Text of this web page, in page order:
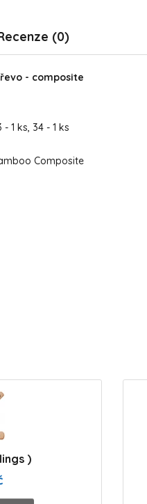
(0)
- composite
34 - 1 ks
Composite
)